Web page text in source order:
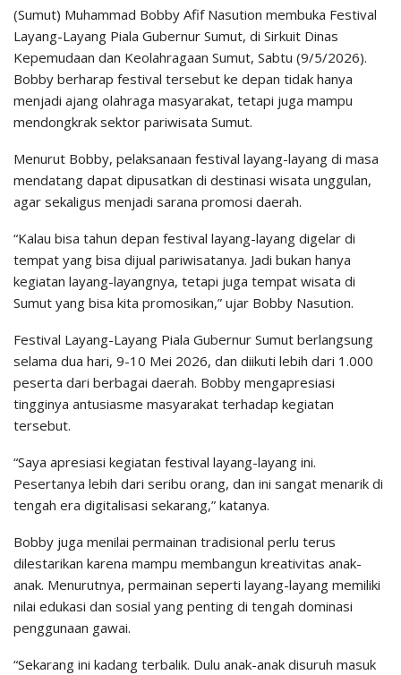
(Sumut) Muhammad Bobby Afif Nasution membuka Festival
Layang-Layang Piala Gubernur Sumut, di Sirkuit Dinas
Kepemudaan dan Keolahragaan Sumut, Sabtu (9/5/2026).
Bobby berharap festival tersebut ke depan tidak hanya
menjadi ajang olahraga masyarakat, tetapi juga mampu
mendongkrak sektor pariwisata Sumut.
Menurut Bobby, pelaksanaan festival layang-layang di masa
mendatang dapat dipusatkan di destinasi wisata unggulan,
agar sekaligus menjadi sarana promosi daerah.
“Kalau bisa tahun depan festival layang-layang digelar di
tempat yang bisa dijual pariwisatanya. Jadi bukan hanya
kegiatan layang-layangnya, tetapi juga tempat wisata di
Sumut yang bisa kita promosikan,” ujar Bobby Nasution.
Festival Layang-Layang Piala Gubernur Sumut berlangsung
selama dua hari, 9-10 Mei 2026, dan diikuti lebih dari 1.000
peserta dari berbagai daerah. Bobby mengapresiasi
tingginya antusiasme masyarakat terhadap kegiatan
tersebut.
“Saya apresiasi kegiatan festival layang-layang ini.
Pesertanya lebih dari seribu orang, dan ini sangat menarik di
tengah era digitalisasi sekarang,” katanya.
Bobby juga menilai permainan tradisional perlu terus
dilestarikan karena mampu membangun kreativitas anak-
anak. Menurutnya, permainan seperti layang-layang memiliki
nilai edukasi dan sosial yang penting di tengah dominasi
penggunaan gawai.
“Sekarang ini kadang terbalik. Dulu anak-anak disuruh masuk